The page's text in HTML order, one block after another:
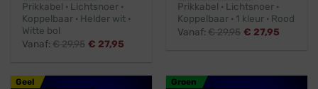
Prikkabel · Lichtsnoer ·
Koppelbaar · Helder wit ·
Witte bol
Vanaf:€29,95 € 27,95
Prikkabel · Lichtsnoer ·
Koppelbaar · 1 kleur · Rood
Vanaf:€29,95 € 27,95
Geel
Groen